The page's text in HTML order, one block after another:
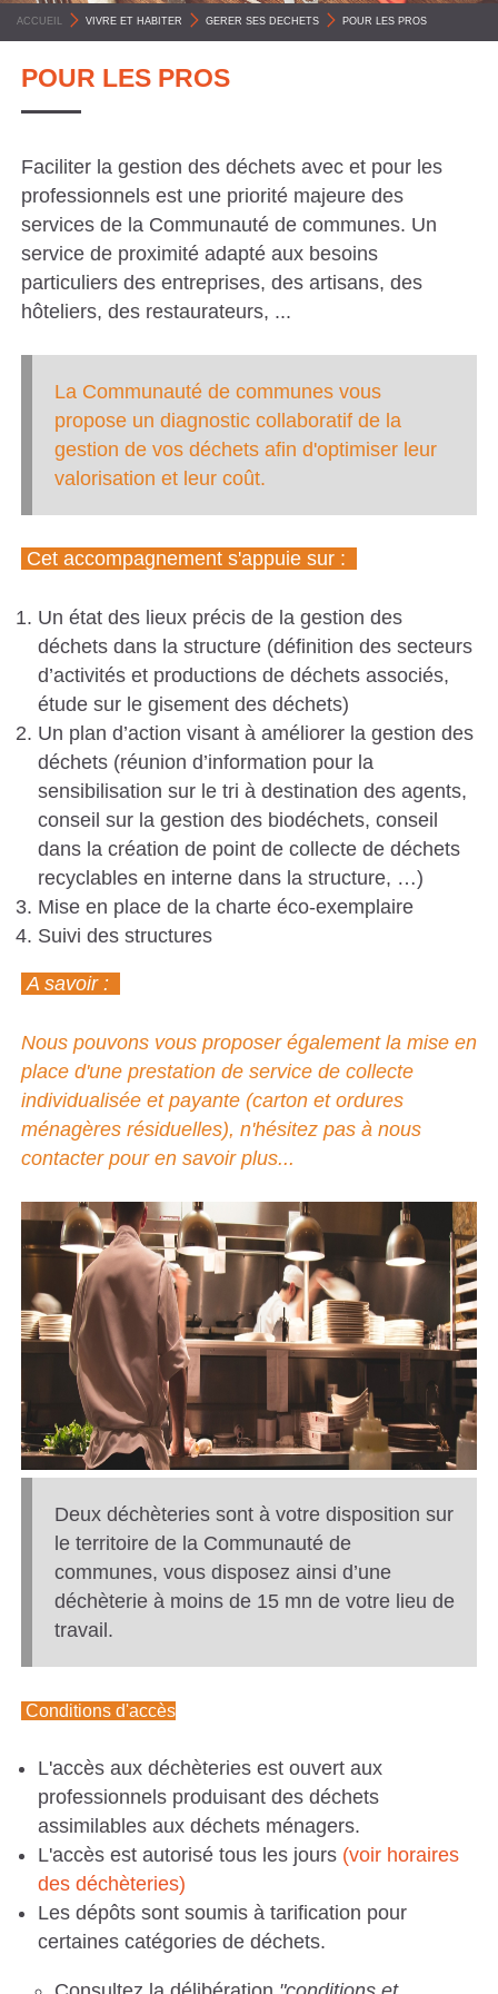
C
O
M
M
N
E
S
P
Y
R
C
A
ACCUEIL VIVRE ET HABITER GERER SES DECHETS POUR LES PROS
POUR LES PROS
Faciliter la gestion des déchets avec et pour les
professionnels est une priorité majeure des
services de la Communauté de communes. Un
service de proximité adapté aux besoins
particuliers des entreprises, des artisans, des
hôteliers, des restaurateurs, ...
La Communauté de communes vous
propose un diagnostic collaboratif de la
gestion de vos déchets afin d'optimiser leur
valorisation et leur coût.
Cet accompagnement s'appuie sur :
Un état des lieux précis de la gestion des
déchets dans la structure (définition des secteurs
d’activités et productions de déchets associés,
étude sur le gisement des déchets)
Un plan d’action visant à améliorer la gestion des
déchets (réunion d’information pour la
sensibilisation sur le tri à destination des agents,
conseil sur la gestion des biodéchets, conseil
dans la création de point de collecte de déchets
recyclables en interne dans la structure, …)
Mise en place de la charte éco-exemplaire
Suivi des structures
A savoir :
Nous pouvons vous proposer également la mise en
place d'une prestation de service de collecte
individualisée et payante (carton et ordures
ménagères résiduelles), n'hésitez pas à nous
contacter pour en savoir plus...
Deux déchèteries sont à votre disposition sur
le territoire de la Communauté de
communes, vous disposez ainsi d’une
déchèterie à moins de 15 mn de votre lieu de
travail.
Conditions d'accès
L'accès aux déchèteries est ouvert aux
professionnels produisant des déchets
assimilables aux déchets ménagers.
L'accès est autorisé tous les jours (voir horaires
des déchèteries)
Les dépôts sont soumis à tarification pour
certaines catégories de déchets.